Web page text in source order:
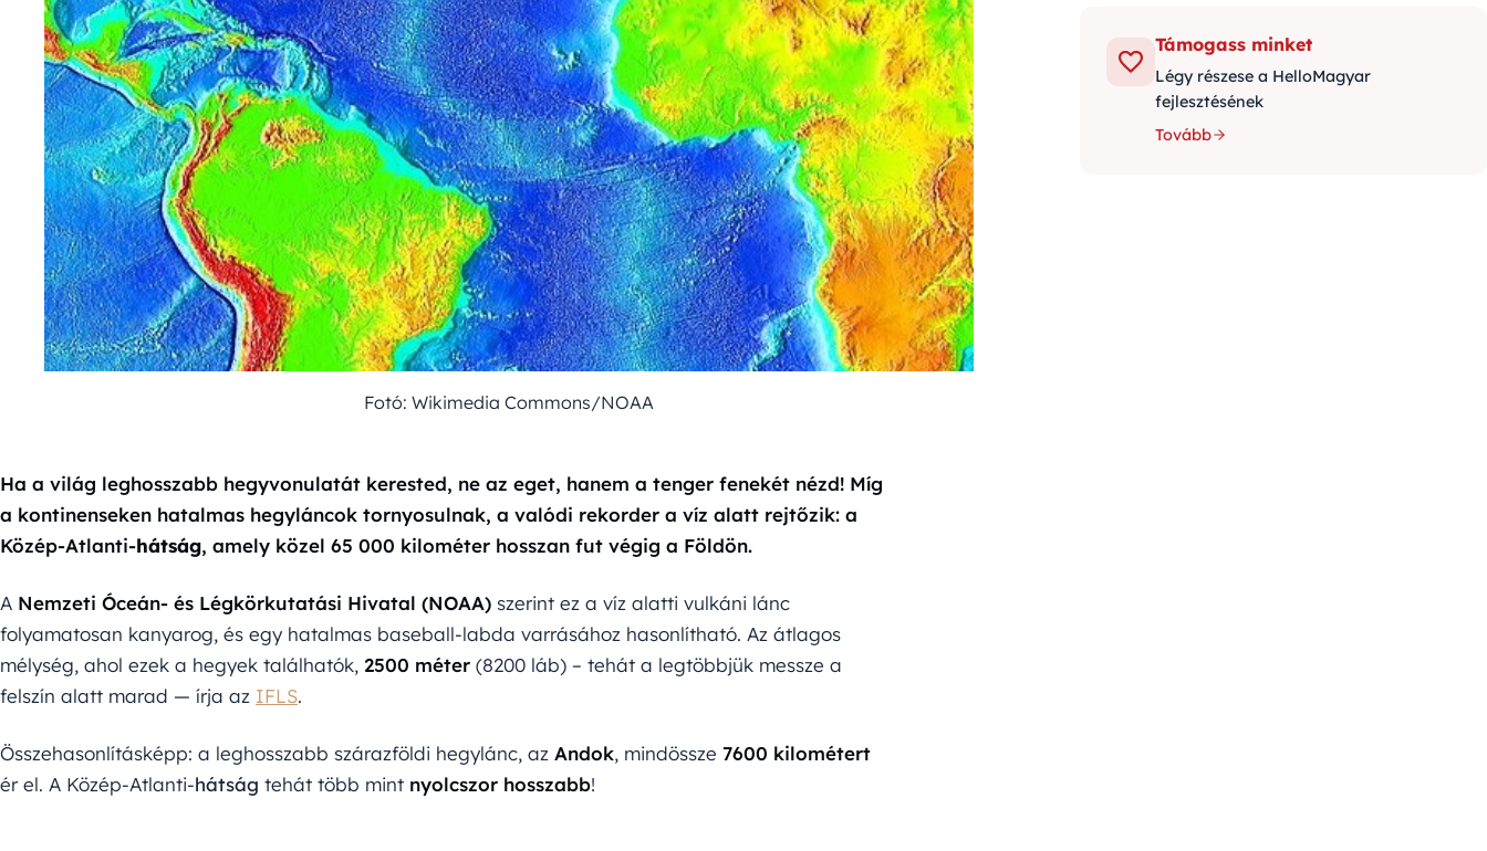
Fotó: Wikimedia Commons/NOAA
Ha a világ leghosszabb hegyvonulatát kerested, ne az eget, hanem a tenger fenekét nézd! Míg
a kontinenseken hatalmas hegyláncok tornyosulnak, a valódi rekorder a víz alatt rejtőzik: a
Közép-Atlanti-hátság, amely közel 65 000 kilométer hosszan fut végig a Földön.
A Nemzeti Óceán- és Légkörkutatási Hivatal (NOAA) szerint ez a víz alatti vulkáni lánc
folyamatosan kanyarog, és egy hatalmas baseball-labda varrásához hasonlítható. Az átlagos
mélység, ahol ezek a hegyek találhatók, 2500 méter (8200 láb) – tehát a legtöbbjük messze a
felszín alatt marad — írja az IFLS.
Összehasonlításképp: a leghosszabb szárazföldi hegylánc, az Andok, mindössze 7600 kilométert
ér el. A Közép-Atlanti-hátság tehát több mint nyolcszor hosszabb!
Támogass minket
Légy részese a HelloMagyar
fejlesztésének
Tovább